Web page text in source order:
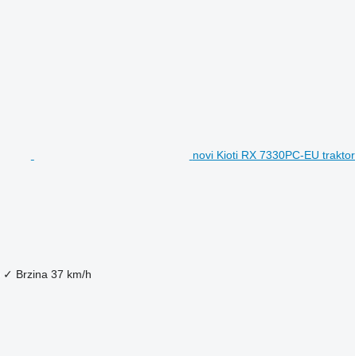
novi Kioti RX 7330PC-EU
✓ Brzina 37 km/h